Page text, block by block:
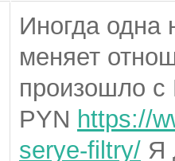
Иногда одна
меняет
произошло с
PYN https://
serye-filtry/ Я